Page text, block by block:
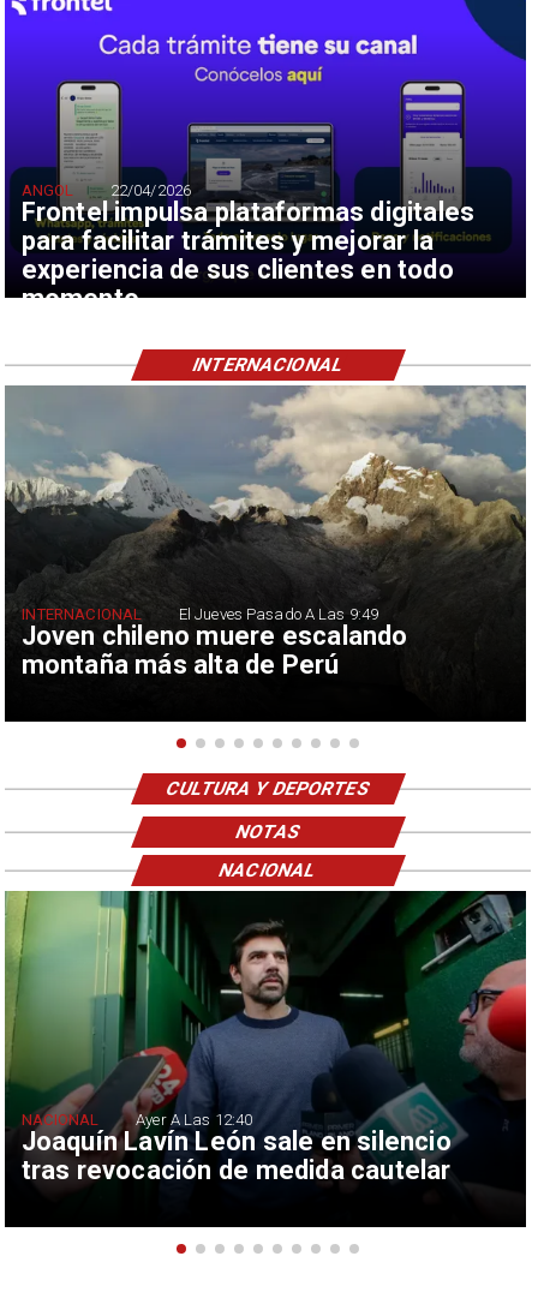
Frontel impulsa plataformas digitales
para facilitar trámites y mejorar la
experiencia de sus clientes en todo
momento
ANGOL 22/04/2026
Joven chileno muere escalando
montaña más alta de Perú
INTERNACIONAL El Jueves Pasado A Las 9:49
INTERNACIONAL
CULTURA Y DEPORTES
NOTAS
Joaquín Lavín León sale en silencio
tras revocación de medida cautelar
NACIONAL Ayer A Las 12:40
NACIONAL